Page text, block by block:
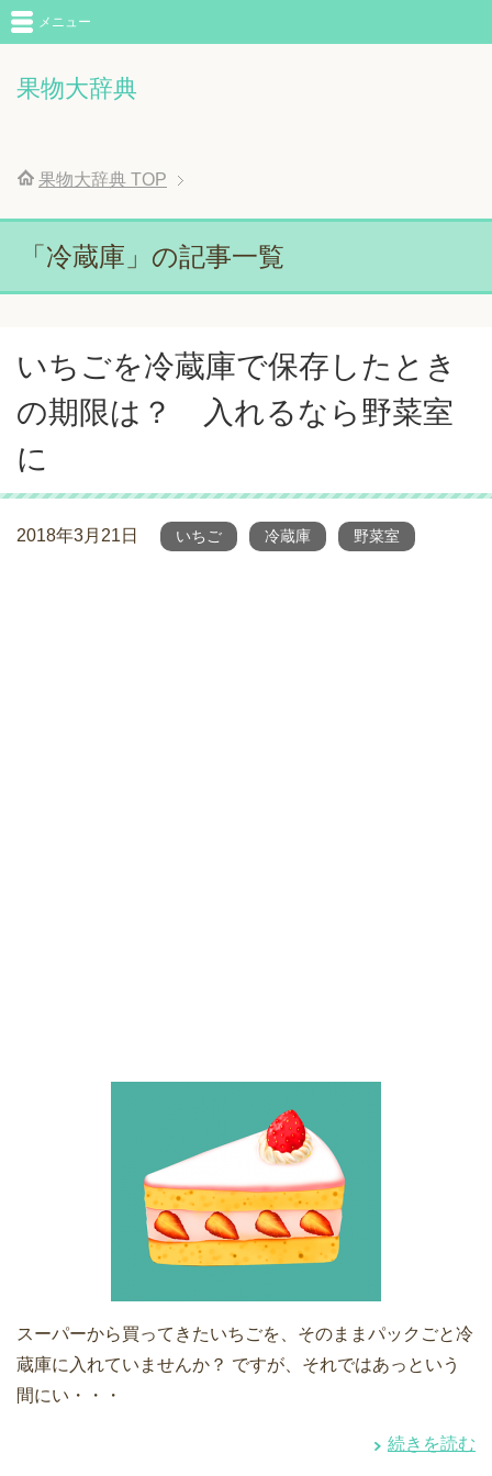
果物大辞典
メニュー
果物大辞典 TOP
「冷蔵庫」の記事一覧
いちごを冷蔵庫で保存したとき
の期限は？ 入れるなら野菜室
に
2018年3月21日 いちご 冷蔵庫 野菜室
スーパーから買ってきたいちごを、そのままパックごと冷
蔵庫に入れていませんか？ ですが、それではあっという
間にい・・・
続きを読む